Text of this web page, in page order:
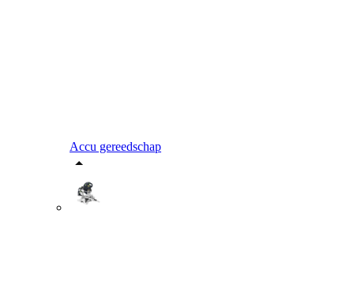
Accu gereedschap